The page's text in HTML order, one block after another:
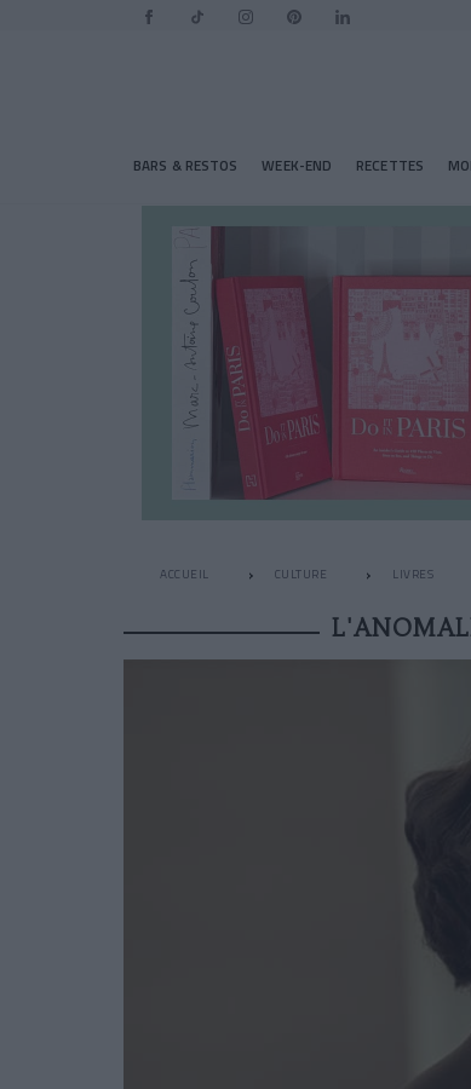
BARS & RESTOS WEEK-END RECETTES
ACCUEIL CULTURE LIVRES